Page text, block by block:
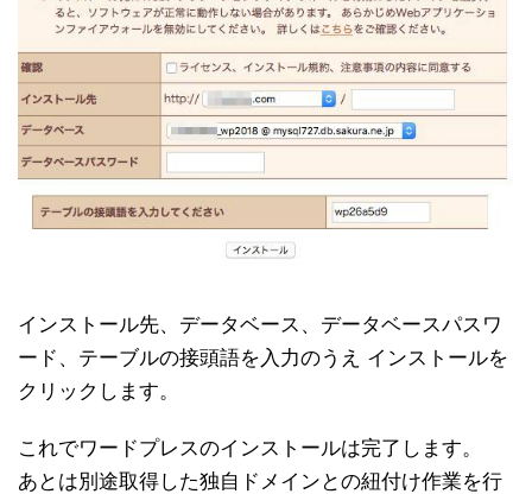
インストール先、データベース、データベースパスワ
ード、テーブルの接頭語を入力のうえ インストールを
クリックします。
これでワードプレスのインストールは完了します。
あとは別途取得した独自ドメインとの紐付け作業を行